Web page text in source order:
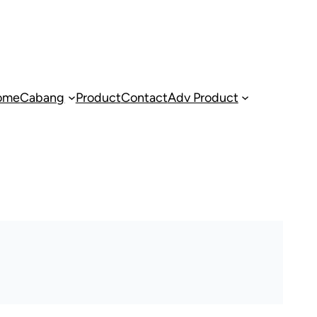
Cabang ProductContactAdv Product